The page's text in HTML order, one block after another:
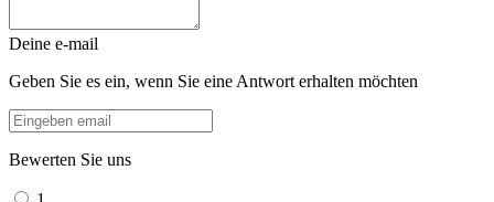
Deine e-mail
Geben Sie es ein, wenn Sie eine Antwort erhalten möchten
Bewerten Sie uns